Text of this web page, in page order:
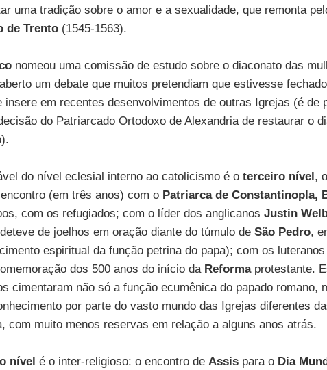
uma tradição sobre o amor e a sexualidade, que remonta
de Trento(1545-1563).
nomeou uma comissão de estudo sobre o diaconato das
um debate que muitos pretendiam que estivesse
insere em recentes desenvolvimentos de outras Igrejas (é de
do Patriarcado Ortodoxo de Alexandria de restaurar o
do nível eclesial interno ao catolicismo é o terceiro nível,
(em três anos) com o Patriarca de Constantinopla,
com os refugiados; com o líder dos anglicanos Justin
de joelhos em oração diante do túmulo de São Pedro,
espiritual da função petrina do papa); com os
dos 500 anos do início da Reformaprotestante.
cimentaram não só a função ecumênica do papado romano,
por parte do vasto mundo das Igrejas diferentes
com muito menos reservas em relação a alguns anos atrás.
nível é o inter-religioso: o encontro de Assispara o Dia